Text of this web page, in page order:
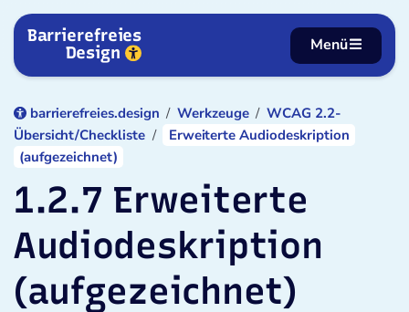
Zum Inhalt springen
Barrierefreies
Design
Menü
barrierefreies.design Werkzeuge
WCAG 2.2-
Übersicht/Checkliste
Erweiterte Audiodeskription
(aufgezeichnet)
1.2.7 Erweiterte
Audiodeskription
(aufgezeichnet)